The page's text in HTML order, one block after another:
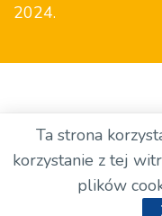
2024.
Ta strona
korzystanie z tej
plików